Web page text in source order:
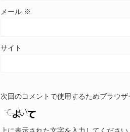
メール ※
サイト
次回のコメントで使用するためブラウ